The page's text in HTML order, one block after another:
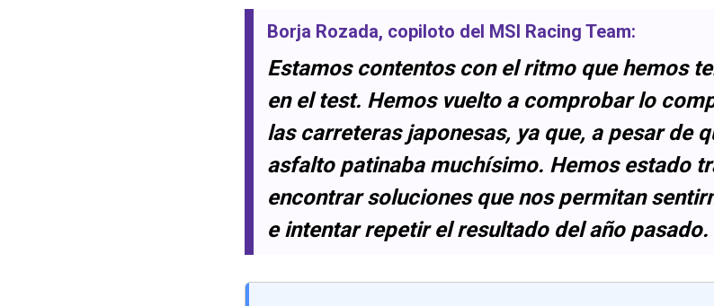
Borja Rozada, copiloto del MSI Racing Team:
Estamos contentos con el ritmo que hemos
en el test. Hemos vuelto a comprobar lo
las carreteras japonesas, ya que, a pesar de
asfalto patinaba muchísimo. Hemos estado
encontrar soluciones que nos permitan
e intentar repetir el resultado del año pasado.